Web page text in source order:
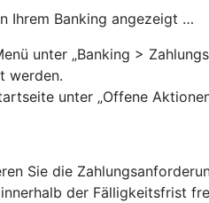
Ihrem Banking angezeigt …
unter „Banking >
werden.
unter „Offene
Sie die
der Fälligkeitsfrist